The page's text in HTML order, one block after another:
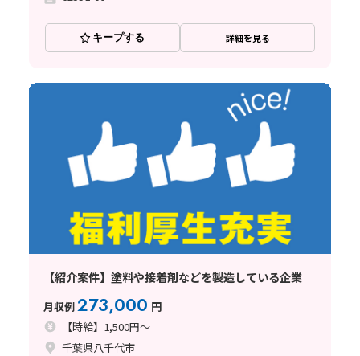
キープする 詳細を見る
【紹介案件】塗料や接着剤などを製造している企業
月収例273,000 円
【時給】1,500円～
千葉県八千代市